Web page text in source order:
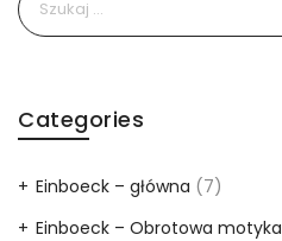
Categories
Einboeck – główna (7)
Einboeck – Obrotowa motyka